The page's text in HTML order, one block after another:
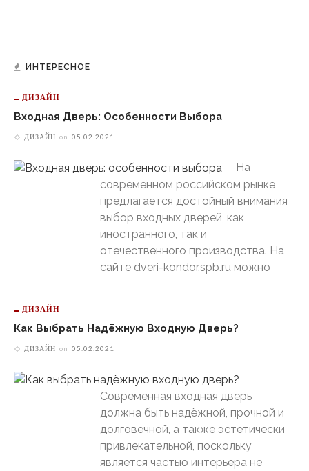
ИНТЕРЕСНОЕ
ДИЗАЙН
Входная Дверь: Особенности Выбора
ДИЗАЙН on 05.02.2021
На
современном российском рынке
предлагается достойный внимания
выбор входных дверей, как
иностранного, так и
отечественного производства. На
сайте dveri-kondor.spb.ru можно
ДИЗАЙН
Как Выбрать Надёжную Входную Дверь?
ДИЗАЙН on 05.02.2021
Современная входная дверь
должна быть надёжной, прочной и
долговечной, а также эстетически
привлекательной, поскольку
является частью интерьера не